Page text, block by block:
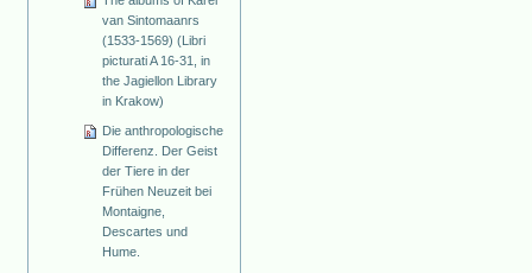
van Sintomaanrs
(1533-1569) (Libri
picturati A 16-31, in
the Jagiellon Library
in Krakow)
Die anthropologische
Differenz. Der Geist
der Tiere in der
Frühen Neuzeit bei
Montaigne,
Descartes und
Hume.